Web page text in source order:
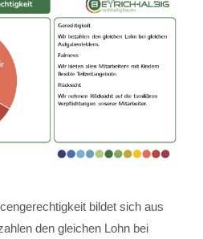
bildet sich aus
den gleichen Lohn bei